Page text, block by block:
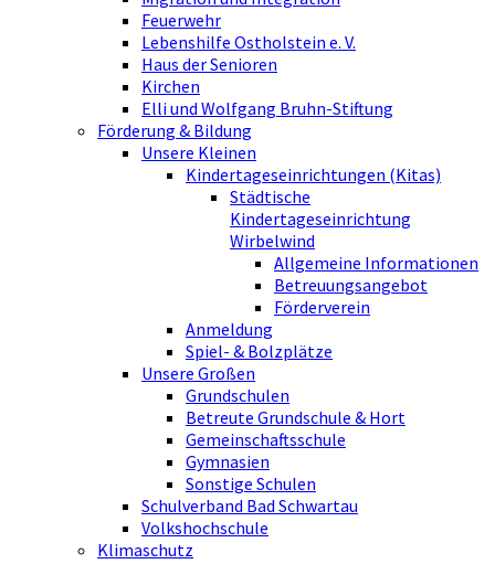
Feuerwehr
Lebenshilfe Ostholstein e. V.
Haus der Senioren
Kirchen
Elli und Wolfgang Bruhn-Stiftung
Förderung & Bildung
Unsere Kleinen
Kindertageseinrichtungen (Kitas)
Städtische
Kindertageseinrichtung
Wirbelwind
Allgemeine Informationen
Betreuungsangebot
Förderverein
Anmeldung
Spiel- & Bolzplätze
Unsere Großen
Grundschulen
Betreute Grundschule & Hort
Gemeinschaftsschule
Gymnasien
Sonstige Schulen
Schulverband Bad Schwartau
Volkshochschule
Klimaschutz